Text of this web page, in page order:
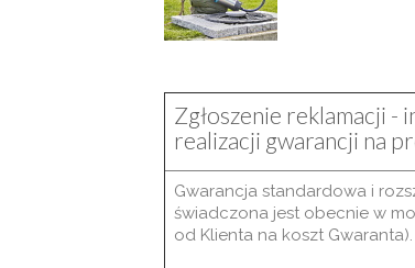
Zgłoszenie reklamacji -
realizacji gwarancji na
Gwarancja standardowa i
świadczona jest obecnie w
od Klienta na koszt Gwaranta).